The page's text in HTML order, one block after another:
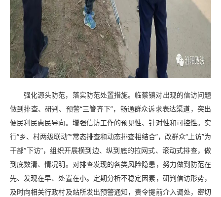
强化源头防范，落实防范处置措施。临蔡镇对出现的信访问题
做到排查、研判、预警“三管齐下”，畅通群众诉求表达渠道，突出
便民利民惠民导向。增强信访工作的预见性、针对性和可控性。实
行“乡、村两级联动”“常态排查和动态排查相结合”，改群众“上访”为
干部“下访”，组织开展横到边、纵到底的拉网式、滚动式排查，做
到底数清、情况明。对排查发现的各类风险隐患，努力做到防范在
先、发现在早、处置在小。定期分析不稳定因素，研判信访形势，
及时向相关行政村及站所发出预警通知，责令提前介入调处，密切